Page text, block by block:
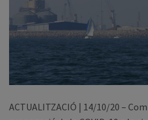
ACTUALITZACIÓ | 14/10/20 –